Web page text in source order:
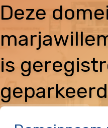
Deze
is